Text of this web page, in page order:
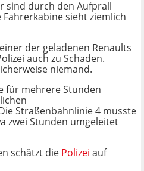
sind durch den Aufprall
sieht ziemlich
der geladenen Renaults
auch zu Schaden.
niemand.
für mehrere Stunden
Straßenbahnlinie 4 musste
zwei Stunden umgeleitet
schätzt die Polizei auf